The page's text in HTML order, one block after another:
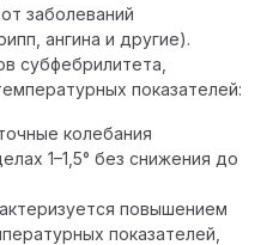
заболеваний
ангина и другие).
субфебрилитета,
показателей:
колебания
1–1,5° без снижения до
повышением
показателей,